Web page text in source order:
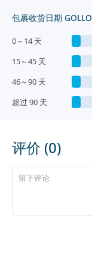
包裹收货日期
0～14 天
15～45 天
46～90 天
超过 90 天
评价 (0)